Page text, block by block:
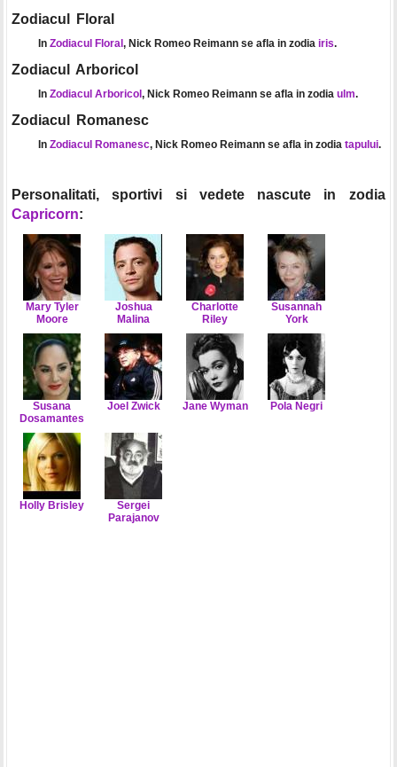
Zodiacul Floral
In Zodiacul Floral, Nick Romeo Reimann se afla in zodia iris.
Zodiacul Arboricol
In Zodiacul Arboricol, Nick Romeo Reimann se afla in zodia ulm.
Zodiacul Romanesc
In Zodiacul Romanesc, Nick Romeo Reimann se afla in zodia tapului.
Personalitati, sportivi si vedete nascute in zodia
Capricorn:
Mary Tyler
Moore
Joshua
Malina
Charlotte
Riley
Susannah
York
Susana
Dosamantes
Joel Zwick Jane Wyman Pola Negri
Holly Brisley
Sergei
Parajanov